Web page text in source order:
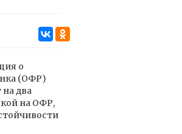
о
(ОФР)
два
на ОФР,